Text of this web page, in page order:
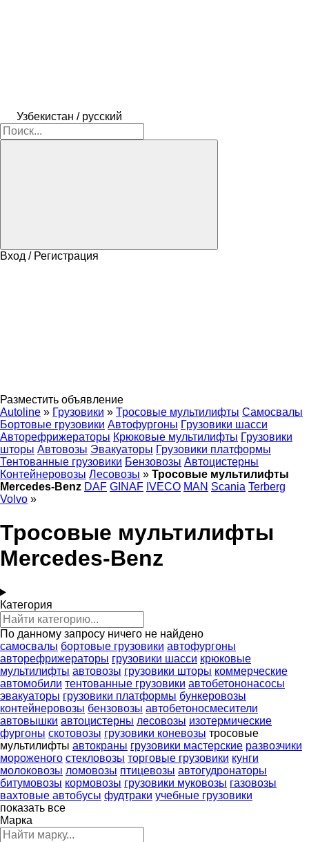
Узбекистан / русский
Вход / Регистрация
Разместить объявление
Autoline » Грузовики » Тросовые мультилифты Самосвалы
Бортовые грузовики Автофургоны Грузовики шасси
Авторефрижераторы Крюковые мультилифты Грузовики
шторы Автовозы Эвакуаторы Грузовики платформы
Тентованные грузовики Бензовозы Автоцистерны
Контейнеровозы Лесовозы » Тросовые мультилифты
Mercedes-Benz DAF GINAF IVECO MAN Scania Terberg
Volvo »
Тросовые мультилифты
Mercedes-Benz
Категория
По данному запросу ничего не найдено
самосвалы бортовые грузовики автофургоны
авторефрижераторы грузовики шасси крюковые
мультилифты автовозы грузовики шторы коммерческие
автомобили тентованные грузовики автобетононасосы
эвакуаторы грузовики платформы бункеровозы
контейнеровозы бензовозы автобетоносмесители
автовышки автоцистерны лесовозы изотермические
фургоны скотовозы грузовики коневозы тросовые
мультилифты автокраны грузовики мастерские развозчики
мороженого стекловозы торговые грузовики кунги
молоковозы ломовозы птицевозы автогудронаторы
битумовозы кормовозы грузовики муковозы газовозы
вахтовые автобусы фудтраки учебные грузовики
показать все
Марка